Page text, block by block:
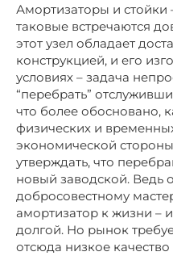
Амортизаторы и стойки
таковые встречаются
этот узел обладает
конструкцией, и его
условиях – задача
“перебрать”
что более обосновано,
физических и
экономической
утверждать, что
новый заводской. Ведь
добросовестному
амортизатор к жизни –
долгой. Но рынок
отсюда низкое